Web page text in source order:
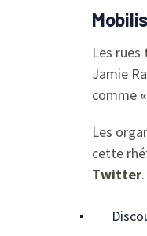
Les
Jamie
comme
Les
cette
Twitter.